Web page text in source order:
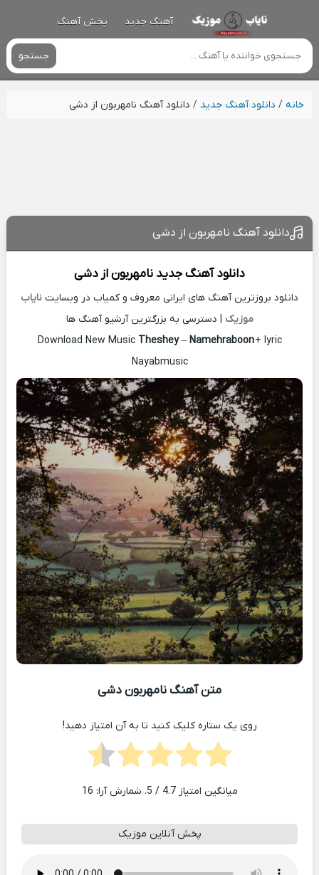
آهنگ جدید پخش آهنگ
جستجو
خانه/ دانلود آهنگ جدید / دانلود آهنگ نامهربون از دشی
دانلود آهنگ نامهربون از دشی
دانلود آهنگ جدید نامهربون ازدشی
دانلود بروزترین آهنگ های ایرانی معروف و کمیاب در وبسایت نایاب
موزیک | دسترسی به بزرگترین آرشیو آهنگ ها
Download New Music Theshey– Namehraboon+ lyric
Nayabmusic
متن آهنگ نامهربون دشی
روی یک ستاره کلیک کنید تا به آن امتیاز دهید!
میانگین امتیاز4.7 / 5. شمارش آرا: 16
پخش آنلاین موزیک